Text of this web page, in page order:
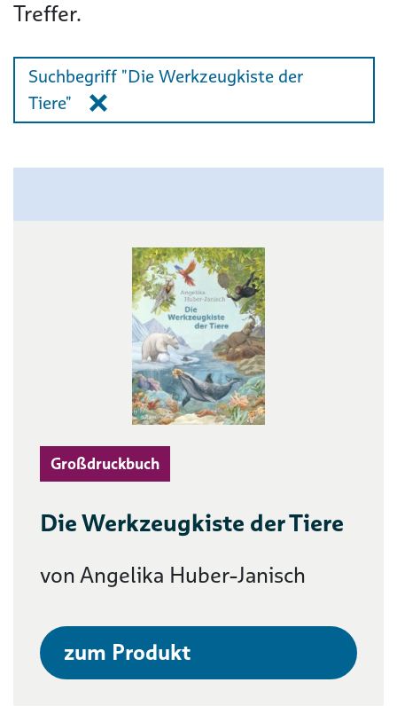
Treffer.
Suchbegriff "Die Werkzeugkiste der
Tiere"
Großdruckbuch
Die Werkzeugkiste der Tiere
von Angelika Huber-Janisch
zum Produkt